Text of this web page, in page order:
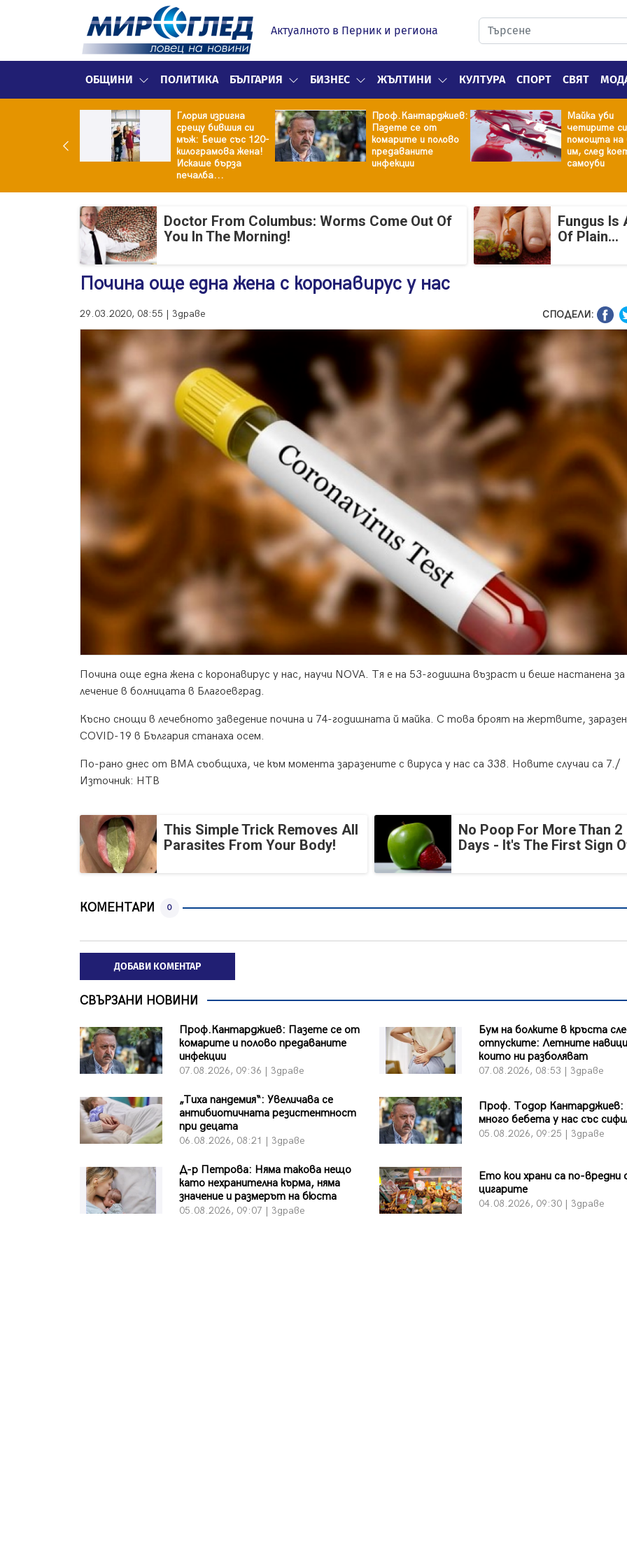
Актуалното в Перник и региона
ОБЩИНИ ПОЛИТИКА БЪЛГАРИЯ БИЗНЕС ЖЪЛТИНИ КУЛТУРА СПОРТ СВЯТ
Глория изригна
срещу бившия си
мъж: Беше със 120-
килограмова жена!
Искаше бърза
печалба...
Проф.Кантарджиев:
Пазете се от
комарите и полово
предаваните
инфекции
Майка уби
четирите
помощта на
им, след
самоуби
Doctor From Columbus: Worms Come Out Of
You In The Morning!
Fungus Is
Of Plain...
Почина още една жена с коронавирус у нас
29.03.2020, 08:55 | Здраве СПОДЕЛИ:
Почина още една жена с коронавирус у нас, научи NOVA. Тя е на 53-годишна възраст и беше настанена за
лечение в болницата в Благоевград.
Късно снощи в лечебното заведение почина и 74-годишната й майка. С това броят на жертвите,
COVID-19 в България станаха осем.
По-рано днес от ВМА съобщиха, че към момента заразените с вируса у нас са 338. Новите случаи са 7./
Източник: НТВ
This Simple Trick Removes All
Parasites From Your Body!
No Poop For More Than 2
Days - It's The First Sign
КОМЕНТАРИ 0
ДОБАВИ КОМЕНТАР
СВЪРЗАНИ НОВИНИ
Проф.Кантарджиев: Пазете се от
комарите и полово предаваните
инфекции
07.08.2026, 09:36 | Здраве
Бум на болките в кръста
отпуските: Летните
които ни разболяват
07.08.2026, 08:53 | Здраве
„Тиха пандемия“: Увеличава се
антибиотичната резистентност
при децата
06.08.2026, 08:21 | Здраве
Проф. Тодор Кантарджиев:
много бебета у нас със
05.08.2026, 09:25 | Здраве
Д-р Петрова: Няма такова нещо
като нехранителна кърма, няма
значение и размерът на бюста
05.08.2026, 09:07 | Здраве
Ето кои храни са по-вредни
цигарите
04.08.2026, 09:30 | Здраве